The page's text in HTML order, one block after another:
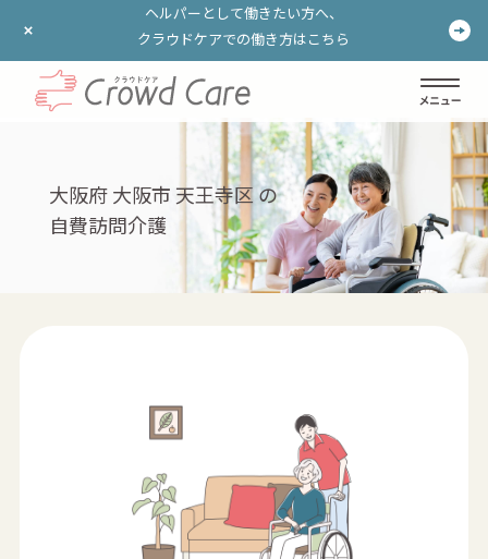
ヘルパーとして働きたい方へ、
クラウドケアでの働き方はこちら
ヘルパーとして働きたい方へ、
クラウドケアでの働き方はこちら
大阪府 大阪市 天王寺区 の
自費訪問介護